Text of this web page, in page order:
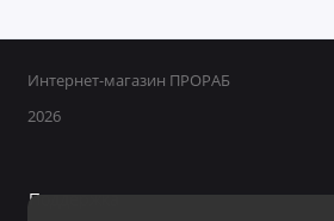
Интернет-магазин ПРОРАБ
2026
Поддержка